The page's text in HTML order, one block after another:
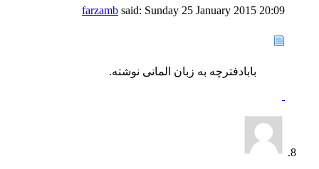
farzamb said: Sunday 25 January 2015 20:09
بابادفترچه به زبان المانی نوشته.